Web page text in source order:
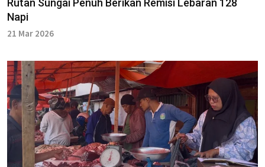
Rutan Sungai Penuh Berikan Remisi Lebaran 128
Napi
21 Mar 2026